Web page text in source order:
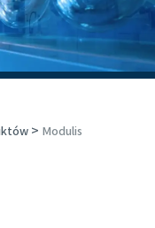
> Modulis